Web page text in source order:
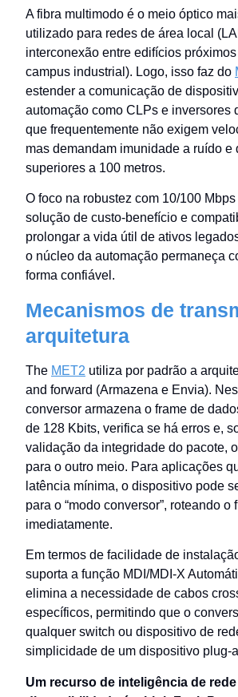
A fibra multimodo é o meio óptico
utilizado para redes de área local
interconexão entre edifícios
campus industrial). Logo, isso faz do
estender a comunicação de
automação como CLPs e inversores
que frequentemente não exigem
mas demandam imunidade a ruído e
superiores a 100 metros.
O foco na robustez com 10/100
solução de custo-benefício e
prolongar a vida útil de ativos
o núcleo da automação permaneça
forma confiável.
Mecanismos de
arquitetura
The MET2 utiliza por padrão a
and forward (Armazena e Envia).
conversor armazena o frame de
de 128 Kbits, verifica se há erros e,
validação da integridade do pacote,
para o outro meio. Para aplicações
latência mínima, o dispositivo pode
para o “modo conversor”, roteando o
imediatamente.
Em termos de facilidade de
suporta a função MDI/MDI-X
elimina a necessidade de cabos
específicos, permitindo que o
qualquer switch ou dispositivo de
simplicidade de um dispositivo plug-
Um recurso de inteligência de